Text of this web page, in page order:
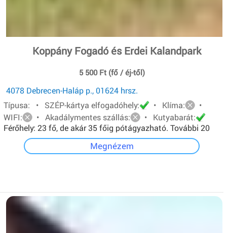
Koppány Fogadó és Erdei Kalandpark
5 500 Ft (fő / éj-től)
4078 Debrecen-Haláp p., 01624 hrsz.
Típusa: • SZÉP-kártya elfogadóhely:
• Klíma:
•
WIFI:
• Akadálymentes szállás:
• Kutyabarát:
Férőhely: 23 fő, de akár 35 főig pótágyazható. További 20
főt pedig sátorban tudunk elhelyezni.
Megnézem